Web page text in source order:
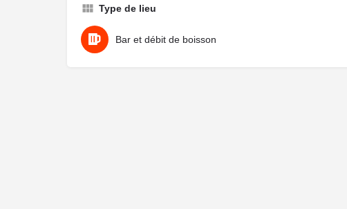
Type de lieu
Bar et débit de boisson